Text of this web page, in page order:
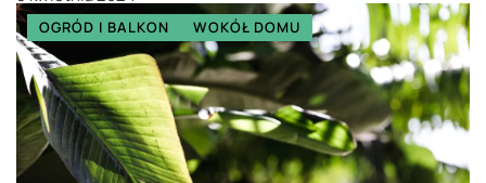
OGRÓD I BALKON WOKÓŁ DOMU